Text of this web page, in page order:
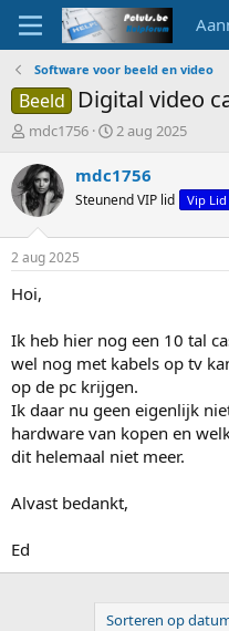
Software voor beeld en video
Beeld Digital video
O
d
e
r
w
r
p
a
r
t
e
r
mdc1756
S
a
t
t
2 aug 2025
mdc1756
Steunend VIP lid Vip Lid
2 aug 2025
Hoi,
Ik heb hier nog een 10 tal
wel nog met kabels op tv
op de pc krijgen.
Ik daar nu geen eigenlijk
hardware van kopen en
dit helemaal niet meer.
Alvast bedankt,
Ed
Sorteren op